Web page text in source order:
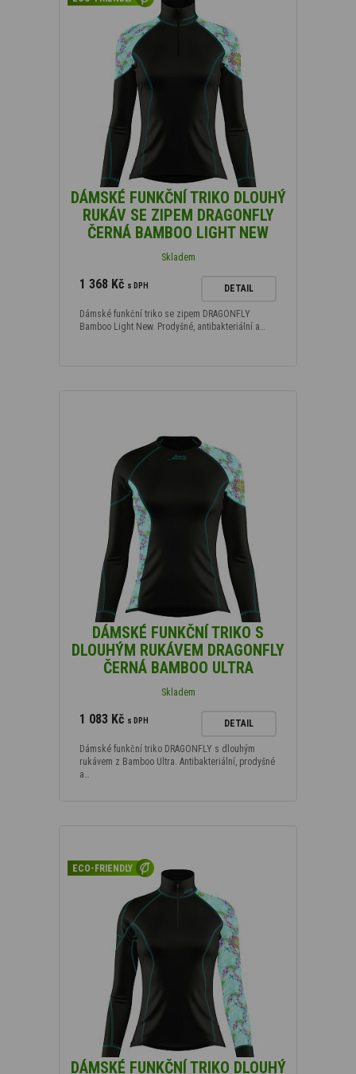
DÁMSKÉ FUNKČNÍ TRIKO DLOUHÝ
RUKÁV SE ZIPEM DRAGONFLY
ČERNÁ BAMBOO LIGHT NEW
Skladem
1 368 Kč s DPH DETAIL
Dámské funkční triko se zipem DRAGONFLY
Bamboo Light New. Prodyšné, antibakteriální a…
DÁMSKÉ FUNKČNÍ TRIKO S
DLOUHÝM RUKÁVEM DRAGONFLY
ČERNÁ BAMBOO ULTRA
Skladem
1 083 Kč s DPH DETAIL
Dámské funkční triko DRAGONFLY s dlouhým
rukávem z Bamboo Ultra. Antibakteriální, prodyšné
a…
ECO-FRIENDLY
DÁMSKÉ FUNKČNÍ TRIKO DLOUHÝ